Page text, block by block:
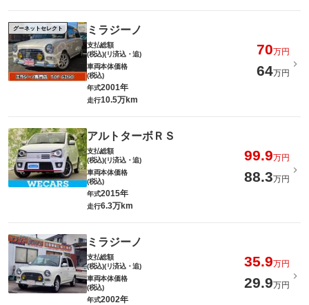
グーネットセレクト ミラジーノ
支払総額
(税込)(リ済込・追)
70万円
車両本体価格
(税込)
64万円
年式2001年
走行10.5万km
アルトターボＲＳ
支払総額
(税込)(リ済込・追)
99.9万円
車両本体価格
(税込)
88.3万円
年式2015年
走行6.3万km
ミラジーノ
支払総額
(税込)(リ済込・追)
35.9万円
車両本体価格
(税込)
29.9万円
年式2002年